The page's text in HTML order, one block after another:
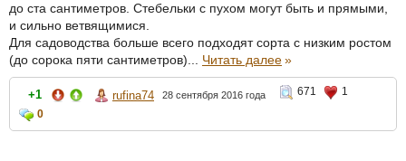
до ста сантиметров. Стебельки с пухом могут быть и прямыми,
и сильно ветвящимися.
Для садоводства больше всего подходят сорта с низким ростом
(до сорока пяти сантиметров)... Читать далее»
+1 rufina74 28 сентября 2016 года 671
1
0